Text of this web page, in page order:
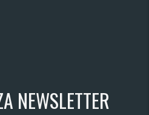
NEWSLETTER